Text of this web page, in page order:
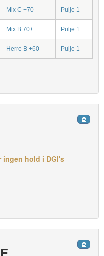
Mix C +70 Pulje 1
Mix B 70+ Pulje 1
Herre B +60 Pulje 1
ingen hold i DGI's